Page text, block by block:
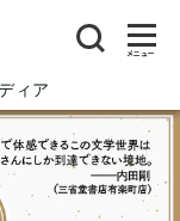
ィア
メニュー